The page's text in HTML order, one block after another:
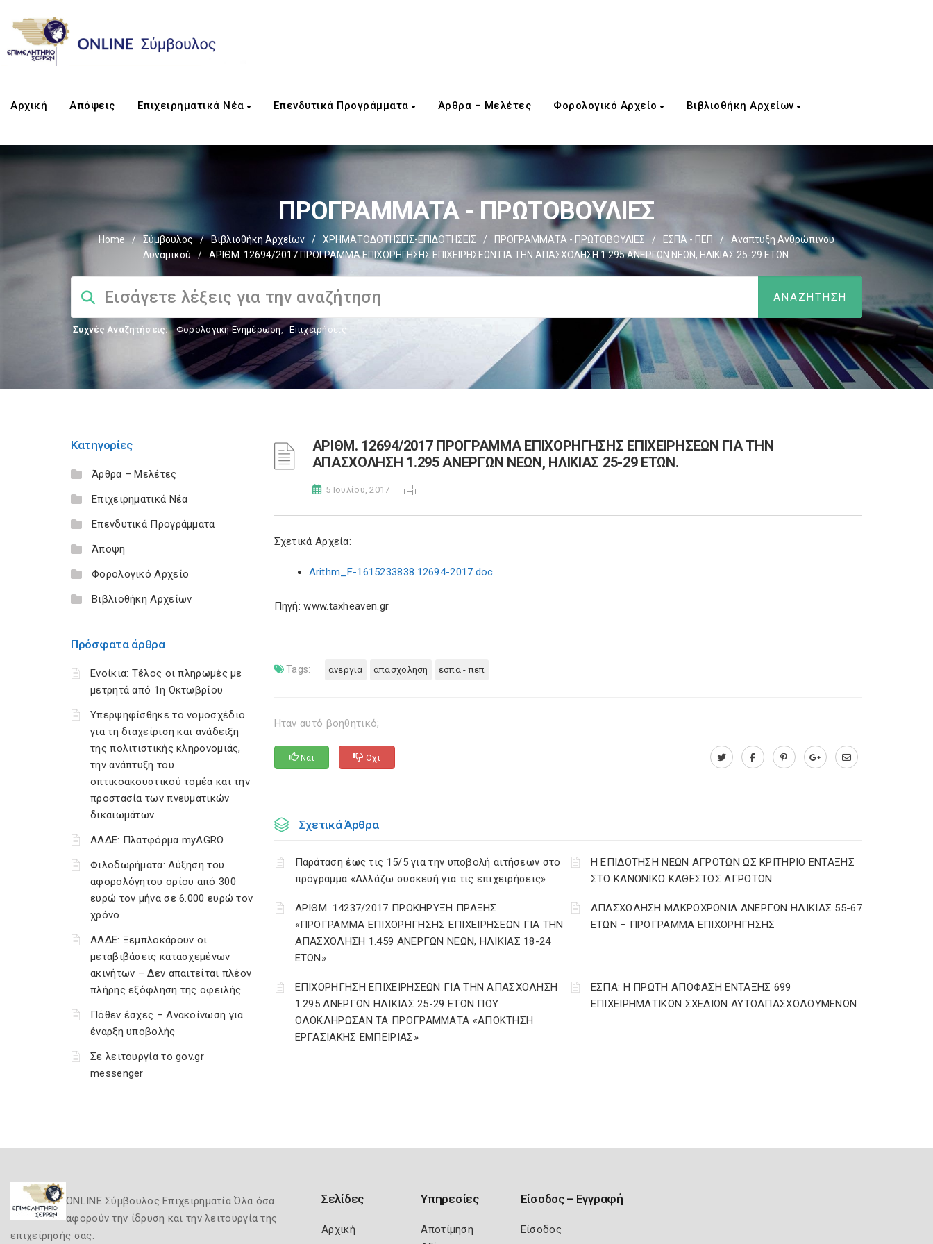
Αρχική Απόψεις Επιχειρηματικά Νέα Επενδυτικά Προγράμματα Άρθρα – Μελέτες Φορολογικό Αρχείο Βιβλιοθήκη Αρχείων
ΠΡΟΓΡΑΜΜΑΤΑ - ΠΡΩΤΟΒΟΥΛΙΕΣ
Home / Σύμβουλος / Βιβλιοθήκη Αρχείων / ΧΡΗΜΑΤΟΔΟΤΗΣΕΙΣ-ΕΠΙΔΟΤΗΣΕΙΣ / ΠΡΟΓΡΑΜΜΑΤΑ - ΠΡΩΤΟΒΟΥΛΙΕΣ / ΕΣΠΑ - ΠΕΠ /
Ανάπτυξη Ανθρώπινου
Δυναμικού
/ ΑΡΙΘΜ. 12694/2017 ΠΡΟΓΡΑΜΜΑ ΕΠΙΧΟΡΗΓΗΣΗΣ ΕΠΙΧΕΙΡΗΣΕΩΝ ΓΙΑ ΤΗΝ ΑΠΑΣΧΟΛΗΣΗ 1.295 ΑΝΕΡΓΩΝ ΝΕΩΝ, ΗΛΙΚΙΑΣ 25-29 ΕΤΩΝ.
Συχνές Αναζητήσεις: Φορολογικη Ενημέρωση, Επιχειρήσεις
Κατηγορίες
Άρθρα – Μελέτες
Επιχειρηματικά Νέα
Επενδυτικά Προγράμματα
Άποψη
Φορολογικό Αρχείο
Βιβλιοθήκη Αρχείων
Πρόσφατα άρθρα
Ενοίκια: Τέλος οι πληρωμές με
μετρητά από 1η Οκτωβρίου
Υπερψηφίσθηκε το νομοσχέδιο
για τη διαχείριση και ανάδειξη
της πολιτιστικής κληρονομιάς,
την ανάπτυξη του
οπτικοακουστικού τομέα και την
προστασία των πνευματικών
δικαιωμάτων
ΑΑΔΕ: Πλατφόρμα myAGRO
Φιλοδωρήματα: Αύξηση του
αφορολόγητου ορίου από 300
ευρώ τον μήνα σε 6.000 ευρώ τον
χρόνο
ΑΑΔΕ: Ξεμπλοκάρουν οι
μεταβιβάσεις κατασχεμένων
ακινήτων – Δεν απαιτείται πλέον
πλήρης εξόφληση της οφειλής
Πόθεν έσχες – Ανακοίνωση για
έναρξη υποβολής
Σε λειτουργία το gov.gr
messenger
ΑΡΙΘΜ. 12694/2017 ΠΡΟΓΡΑΜΜΑ ΕΠΙΧΟΡΗΓΗΣΗΣ ΕΠΙΧΕΙΡΗΣΕΩΝ ΓΙΑ ΤΗΝ
ΑΠΑΣΧΟΛΗΣΗ 1.295 ΑΝΕΡΓΩΝ ΝΕΩΝ, ΗΛΙΚΙΑΣ 25-29 ΕΤΩΝ.
5 Ιουλίου, 2017
Σχετικά Αρχεία:
Arithm_F-1615233838.12694-2017.doc
Πηγή: www.taxheaven.gr
Tags: ανεργια απασχοληση εσπα - πεπ
Ηταν αυτό βοηθητικό;
Ναι Οχι
Σχετικά Άρθρα
Παράταση έως τις 15/5 για την υποβολή αιτήσεων στο
πρόγραμμα «Αλλάζω συσκευή για τις επιχειρήσεις»
Η ΕΠΙΔΟΤΗΣΗ ΝΕΩΝ ΑΓΡΟΤΩΝ ΩΣ ΚΡΙΤΗΡΙΟ ΕΝΤΑΞΗΣ
ΣΤΟ ΚΑΝΟΝΙΚΟ ΚΑΘΕΣΤΩΣ ΑΓΡΟΤΩΝ
ΑΡΙΘΜ. 14237/2017 ΠΡΟΚΗΡΥΞΗ ΠΡΑΞΗΣ
«ΠΡΟΓΡΑΜΜΑ ΕΠΙΧΟΡΗΓΗΣΗΣ ΕΠΙΧΕΙΡΗΣΕΩΝ ΓΙΑ ΤΗΝ
ΑΠΑΣΧΟΛΗΣΗ 1.459 ΑΝΕΡΓΩΝ ΝΕΩΝ, ΗΛΙΚΙΑΣ 18-24
ΕΤΩΝ»
ΑΠΑΣΧΟΛΗΣΗ ΜΑΚΡΟΧΡΟΝΙΑ ΑΝΕΡΓΩΝ ΗΛΙΚΙΑΣ 55-67
ΕΤΩΝ – ΠΡΟΓΡΑΜΜΑ ΕΠΙΧΟΡΗΓΗΣΗΣ
ΕΠΙΧΟΡΗΓΗΣΗ ΕΠΙΧΕΙΡΗΣΕΩΝ ΓΙΑ ΤΗΝ ΑΠΑΣΧΟΛΗΣΗ
1.295 ΑΝΕΡΓΩΝ ΗΛΙΚΙΑΣ 25-29 ΕΤΩΝ ΠΟΥ
ΟΛΟΚΛΗΡΩΣΑΝ ΤΑ ΠΡΟΓΡΑΜΜΑΤΑ «ΑΠΟΚΤΗΣΗ
ΕΡΓΑΣΙΑΚΗΣ ΕΜΠΕΙΡΙΑΣ»
ΕΣΠΑ: Η ΠΡΩΤΗ ΑΠΟΦΑΣΗ ΕΝΤΑΞΗΣ 699
ΕΠΙΧΕΙΡΗΜΑΤΙΚΩΝ ΣΧΕΔΙΩΝ ΑΥΤΟΑΠΑΣΧΟΛΟΥΜΕΝΩΝ
ONLINE Σύμβουλος Επιχειρηματία Όλα όσα
αφορούν την ίδρυση και την λειτουργία της
επιχείρησής σας.
Σελίδες
Αρχική
Υπηρεσίες
Αποτίμηση
Είσοδος – Εγγραφή
Είσοδος